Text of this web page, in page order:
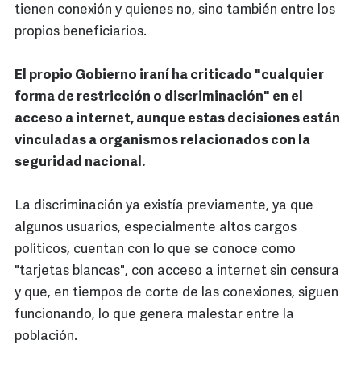
tienen conexión y quienes no, sino también entre los
propios beneficiarios.
El propio Gobierno iraní ha criticado "cualquier
forma de restricción o discriminación" en el
acceso a internet, aunque estas decisiones están
vinculadas a organismos relacionados con la
seguridad nacional.
La discriminación ya existía previamente, ya que
algunos usuarios, especialmente altos cargos
políticos, cuentan con lo que se conoce como
"tarjetas blancas", con acceso a internet sin censura
y que, en tiempos de corte de las conexiones, siguen
funcionando, lo que genera malestar entre la
población.